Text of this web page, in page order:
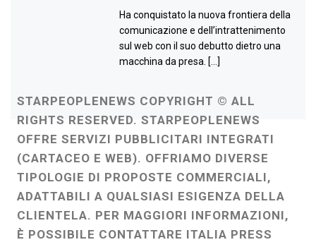
Ha conquistato la nuova frontiera della
comunicazione e dell’intrattenimento
sul web con il suo debutto dietro una
macchina da presa. […]
STARPEOPLENEWS COPYRIGHT © ALL
RIGHTS RESERVED. STARPEOPLENEWS
OFFRE SERVIZI PUBBLICITARI INTEGRATI
(CARTACEO E WEB). OFFRIAMO DIVERSE
TIPOLOGIE DI PROPOSTE COMMERCIALI,
ADATTABILI A QUALSIASI ESIGENZA DELLA
CLIENTELA. PER MAGGIORI INFORMAZIONI,
È POSSIBILE CONTATTARE ITALIA PRESS